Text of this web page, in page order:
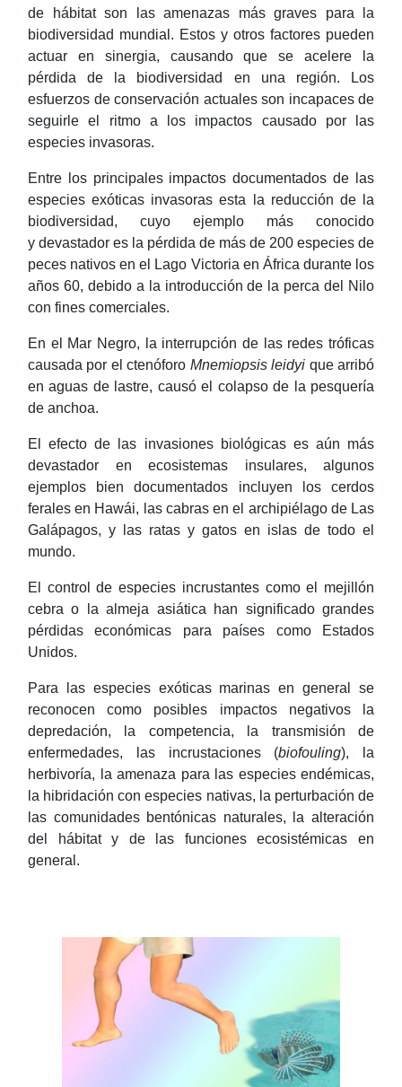
de hábitat son las amenazas más graves para la
biodiversidad mundial. Estos y otros factores pueden
actuar en sinergia, causando que se acelere la
pérdida de la biodiversidad en una región. Los
esfuerzos de conservación actuales son incapaces de
seguirle el ritmo a los impactos causado por las
especies invasoras.
Entre los principales impactos documentados de las
especies exóticas invasoras esta la reducción de la
biodiversidad, cuyo ejemplo más conocido
y devastador es la pérdida de más de 200 especies de
peces nativos en el Lago Victoria en África durante los
años 60, debido a la introducción de la perca del Nilo
con fines comerciales.
En el Mar Negro, la interrupción de las redes tróficas
causada por el ctenóforo Mnemiopsis leidyi que arribó
en aguas de lastre, causó el colapso de la pesquería
de anchoa.
El efecto de las invasiones biológicas es aún más
devastador en ecosistemas insulares, algunos
ejemplos bien documentados incluyen los cerdos
ferales en Hawái, las cabras en el archipiélago de Las
Galápagos, y las ratas y gatos en islas de todo el
mundo.
El control de especies incrustantes como el mejillón
cebra o la almeja asiática han significado grandes
pérdidas económicas para países como Estados
Unidos.
Para las especies exóticas marinas en general se
reconocen como posibles impactos negativos la
depredación, la competencia, la transmisión de
enfermedades, las incrustaciones (biofouling), la
herbivoría, la amenaza para las especies endémicas,
la hibridación con especies nativas, la perturbación de
las comunidades bentónicas naturales, la alteración
del hábitat y de las funciones ecosistémicas en
general.